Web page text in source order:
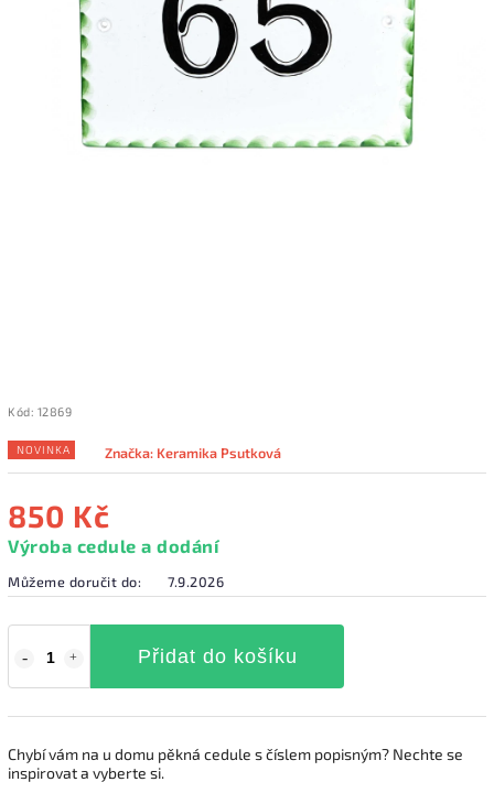
Kód: 12869
NOVINKA Značka: Keramika Psutková
850 Kč
Výroba cedule a dodání
Můžeme doručit do: 7.9.2026
Přidat do košíku
Chybí vám na u domu pěkná cedule s číslem popisným? Nechte se
inspirovat a vyberte si.